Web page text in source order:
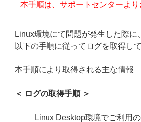
本手順は、サポートセンターよ
Linux環境にて問題が発生した際
以下の手順に従ってログを取得して
本手順により取得される主な情報
＜ ログの取得手順 ＞
Linux Desktop環境でご利用